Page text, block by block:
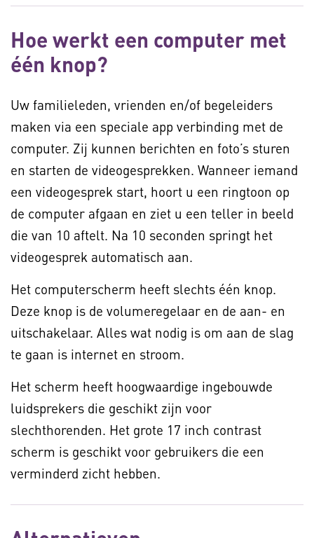
Hoe werkt een computer met
één knop?
Uw familieleden, vrienden en/of begeleiders
maken via een speciale app verbinding met de
computer. Zij kunnen berichten en foto’s sturen
en starten de videogesprekken. Wanneer iemand
een videogesprek start, hoort u een ringtoon op
de computer afgaan en ziet u een teller in beeld
die van 10 aftelt. Na 10 seconden springt het
videogesprek automatisch aan.
Het computerscherm heeft slechts één knop.
Deze knop is de volumeregelaar en de aan- en
uitschakelaar. Alles wat nodig is om aan de slag
te gaan is internet en stroom.
Het scherm heeft hoogwaardige ingebouwde
luidsprekers die geschikt zijn voor
slechthorenden. Het grote 17 inch contrast
scherm is geschikt voor gebruikers die een
verminderd zicht hebben.